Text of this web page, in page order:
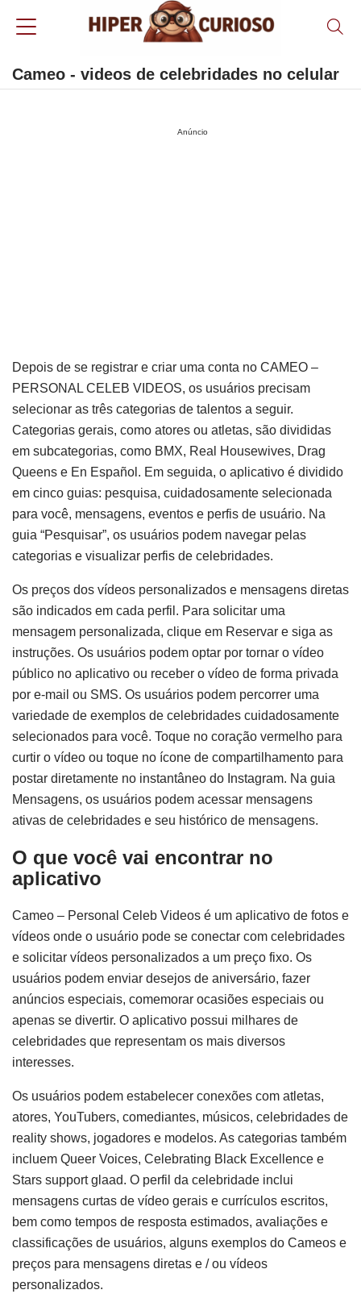
Cameo - videos de celebridades no celular
Anúncio
Depois de se registrar e criar uma conta no CAMEO –
PERSONAL CELEB VIDEOS, os usuários precisam
selecionar as três categorias de talentos a seguir.
Categorias gerais, como atores ou atletas, são divididas
em subcategorias, como BMX, Real Housewives, Drag
Queens e En Español. Em seguida, o aplicativo é dividido
em cinco guias: pesquisa, cuidadosamente selecionada
para você, mensagens, eventos e perfis de usuário. Na
guia “Pesquisar”, os usuários podem navegar pelas
categorias e visualizar perfis de celebridades.
Os preços dos vídeos personalizados e mensagens diretas
são indicados em cada perfil. Para solicitar uma
mensagem personalizada, clique em Reservar e siga as
instruções. Os usuários podem optar por tornar o vídeo
público no aplicativo ou receber o vídeo de forma privada
por e-mail ou SMS. Os usuários podem percorrer uma
variedade de exemplos de celebridades cuidadosamente
selecionados para você. Toque no coração vermelho para
curtir o vídeo ou toque no ícone de compartilhamento para
postar diretamente no instantâneo do Instagram. Na guia
Mensagens, os usuários podem acessar mensagens
ativas de celebridades e seu histórico de mensagens.
O que você vai encontrar no
aplicativo
Cameo – Personal Celeb Videos é um aplicativo de fotos e
vídeos onde o usuário pode se conectar com celebridades
e solicitar vídeos personalizados a um preço fixo. Os
usuários podem enviar desejos de aniversário, fazer
anúncios especiais, comemorar ocasiões especiais ou
apenas se divertir. O aplicativo possui milhares de
celebridades que representam os mais diversos
interesses.
Os usuários podem estabelecer conexões com atletas,
atores, YouTubers, comediantes, músicos, celebridades de
reality shows, jogadores e modelos. As categorias também
incluem Queer Voices, Celebrating Black Excellence e
Stars support glaad. O perfil da celebridade inclui
mensagens curtas de vídeo gerais e currículos escritos,
bem como tempos de resposta estimados, avaliações e
classificações de usuários, alguns exemplos do Cameos e
preços para mensagens diretas e / ou vídeos
personalizados.